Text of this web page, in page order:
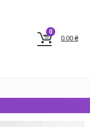
0
0.00₴